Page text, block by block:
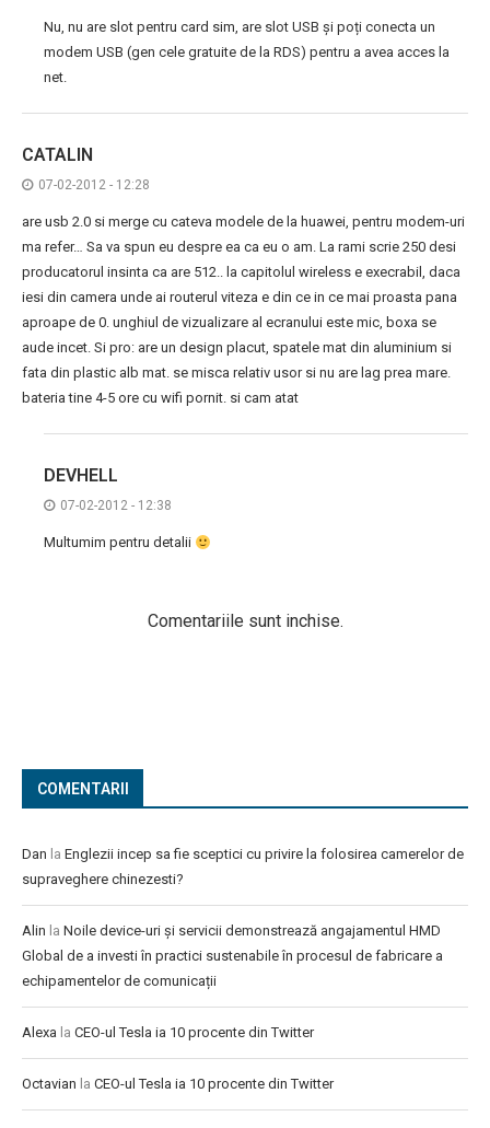
Nu, nu are slot pentru card sim, are slot USB și poți conecta un
modem USB (gen cele gratuite de la RDS) pentru a avea acces la
net.
CATALIN
07-02-2012 - 12:28
are usb 2.0 si merge cu cateva modele de la huawei, pentru modem-uri
ma refer… Sa va spun eu despre ea ca eu o am. La rami scrie 250 desi
producatorul insinta ca are 512.. la capitolul wireless e execrabil, daca
iesi din camera unde ai routerul viteza e din ce in ce mai proasta pana
aproape de 0. unghiul de vizualizare al ecranului este mic, boxa se
aude incet. Si pro: are un design placut, spatele mat din aluminium si
fata din plastic alb mat. se misca relativ usor si nu are lag prea mare.
bateria tine 4-5 ore cu wifi pornit. si cam atat
DEVHELL
07-02-2012 - 12:38
Multumim pentru detalii
Comentariile sunt inchise.
COMENTARII
Dan la Englezii incep sa fie sceptici cu privire la folosirea camerelor de
supraveghere chinezesti?
Alin la Noile device-uri și servicii demonstrează angajamentul HMD
Global de a investi în practici sustenabile în procesul de fabricare a
echipamentelor de comunicații
Alexa la CEO-ul Tesla ia 10 procente din Twitter
Octavian la CEO-ul Tesla ia 10 procente din Twitter